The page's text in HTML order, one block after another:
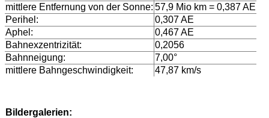
mittlere Entfernung von der Sonne: 57,9 Mio km = 0,387 AE
Perihel:
0,307 AE
Aphel:
0,467 AE
Bahnexzentrizität:
0,2056
Bahnneigung:
7,00°
mittlere Bahngeschwindigkeit:
47,87 km/s
Bildergalerien: